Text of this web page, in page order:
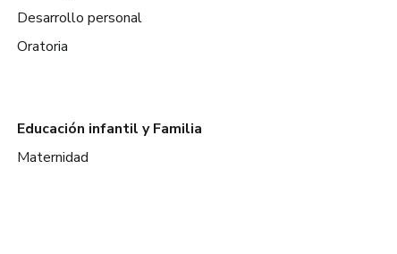
Desarrollo personal
Oratoria
Educación infantil y Familia
Maternidad